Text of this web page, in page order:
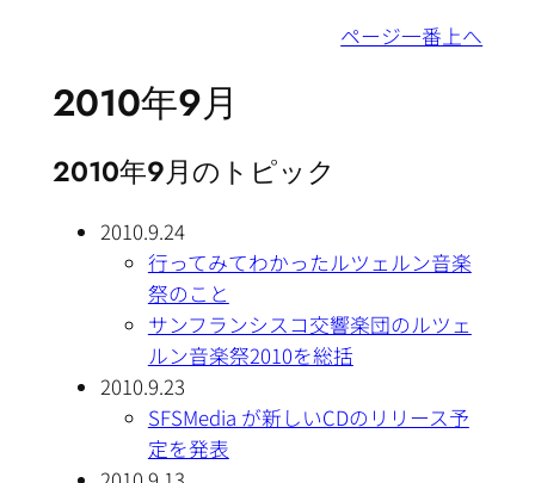
ページ一番上へ
2010年9月
2010年9月のトピック
2010.9.24
行ってみてわかったルツェルン音楽
祭のこと
サンフランシスコ交響楽団のルツェ
ルン音楽祭2010を総括
2010.9.23
SFSMedia が新しいCDのリリース予
定を発表